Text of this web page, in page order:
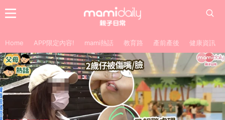
Home APP限定內容! mami熱話 教育路 產前產後 健康資訊